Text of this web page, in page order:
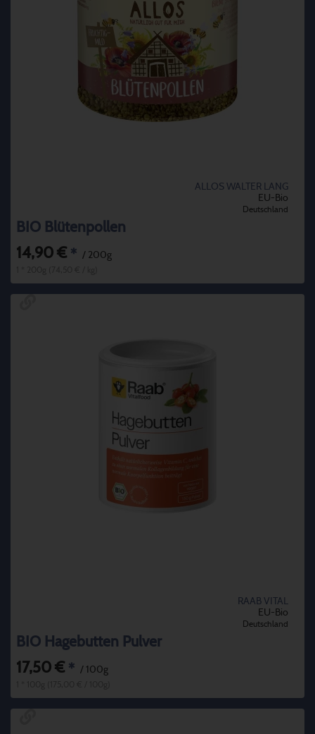
ALLOS WALTER LANG
EU-Bio
Deutschland
BIO Blütenpollen
14,90 € * / 200g
RAAB VITAL
EU-Bio
Deutschland
BIO Hagebutten Pulver
17,50 € * / 100g